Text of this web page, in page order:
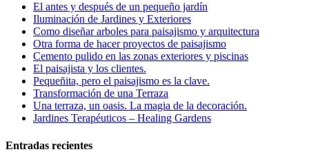
El antes y después de un pequeño jardín
Iluminación de Jardines y Exteriores
Como diseñar arboles para paisajismo y arquitectura
Otra forma de hacer proyectos de paisajismo
Cemento pulido en las zonas exteriores y piscinas
El paisajista y los clientes.
Pequeñita, pero el paisajismo es la clave.
Transformación de una Terraza
Una terraza, un oasis. La magia de la decoración.
Jardines Terapéuticos – Healing Gardens
Entradas recientes